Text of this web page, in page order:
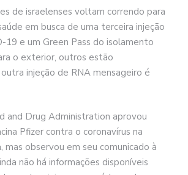
de israelenses voltam correndo para
em busca de uma terceira injeção
19 e um Green Pass do isolamento
o exterior, outros estão
injeção de RNA mensageiro é
and Drug Administration aprovou
Pfizer contra o coronavírus na
mas observou em seu comunicado à
não há informações disponíveis